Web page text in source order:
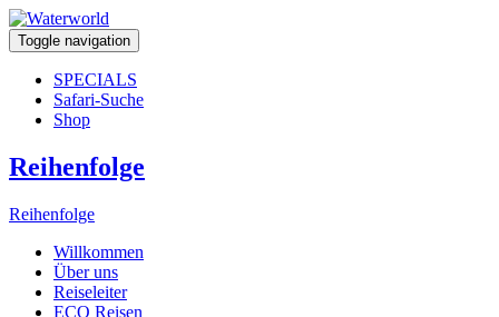
Toggle navigation
SPECIALS
Safari-Suche
Shop
Reihenfolge
Reihenfolge
Willkommen
Über uns
Reiseleiter
ECO Reisen